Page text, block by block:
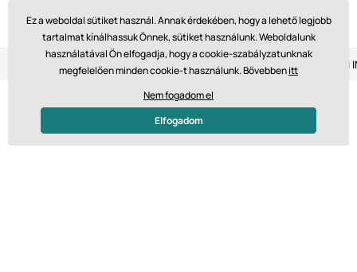
Visszaküldés 14 napon belül Gyors szállítás 61 475 Ft-tól
Ez a weboldal sütiket használ. Annak érdekében, hogy a lehető legjobb
tartalmat kínálhassuk Önnek, sütiket használunk. Weboldalunk
használatával Ön elfogadja, hogy a cookie-szabályzatunknak
megfelelően minden cookie-t használunk. Bővebbenitt
Nem fogadom el
Elfogadom